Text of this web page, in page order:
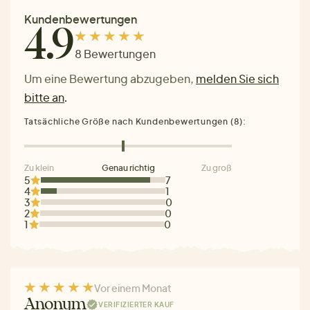
Kundenbewertungen
4.98 Bewertungen
Um eine Bewertung abzugeben, melden Sie sich
bitte an.
5
7
4
1
3
0
2
0
1
0
Tatsächliche Größe nach Kundenbewertungen (8):
Zu klein Genau richtig Zu groß
Vor einem Monat
Anonym VERIFIZIERTER KAUF